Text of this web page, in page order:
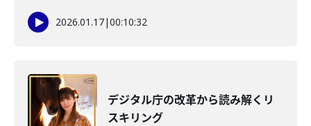
2026.01.17|00:10:32
デジタル庁の改革から読み解くリ
スキリング